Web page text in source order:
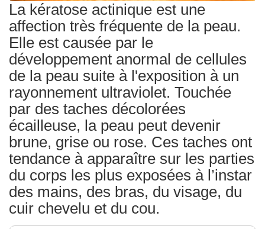
La kératose actinique est une
affection très fréquente de la peau.
Elle est causée par le
développement anormal de cellules
de la peau suite à l'exposition à un
rayonnement ultraviolet. Touchée
par des taches décolorées
écailleuse, la peau peut devenir
brune, grise ou rose. Ces taches ont
tendance à apparaître sur les parties
du corps les plus exposées à l’instar
des mains, des bras, du visage, du
cuir chevelu et du cou.